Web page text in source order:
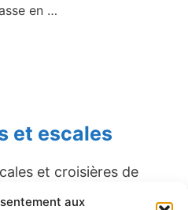
aux
en …
et escales
et croisières de